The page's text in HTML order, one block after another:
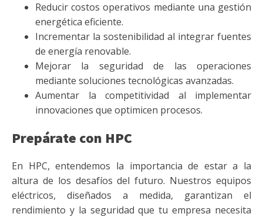
Reducir costos operativos mediante una gestión
energética eficiente.
Incrementar la sostenibilidad al integrar fuentes
de energía renovable.
Mejorar la seguridad de las operaciones
mediante soluciones tecnológicas avanzadas.
Aumentar la competitividad al implementar
innovaciones que optimicen procesos.
Prepárate con HPC
En HPC, entendemos la importancia de estar a la
altura de los desafíos del futuro. Nuestros equipos
eléctricos, diseñados a medida, garantizan el
rendimiento y la seguridad que tu empresa necesita